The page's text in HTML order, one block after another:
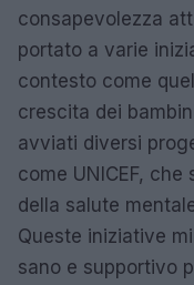
consapevolezza
portato a varie
contesto come
crescita dei
avviati diversi
come UNICEF, che
della salute
Queste iniziative
sano e supportivo